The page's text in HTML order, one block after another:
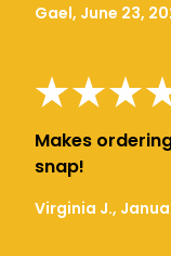
Gael, June 23,
Makes
snap!
Virginia J.,